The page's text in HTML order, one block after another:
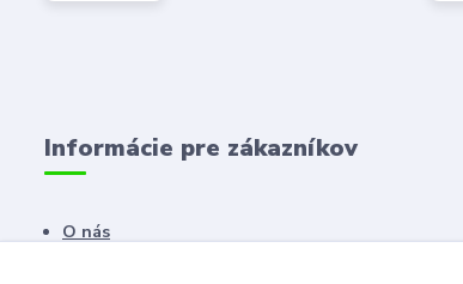
Informácie pre zákazníkov
O nás